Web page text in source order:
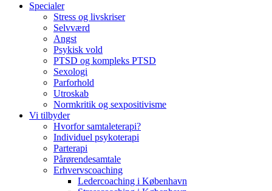
Specialer
Stress og livskriser
Selvværd
Angst
Psykisk vold
PTSD og kompleks PTSD
Sexologi
Parforhold
Utroskab
Normkritik og sexpositivisme
Vi tilbyder
Hvorfor samtaleterapi?
Individuel psykoterapi
Parterapi
Pårørendesamtale
Erhvervscoaching
Ledercoaching i København